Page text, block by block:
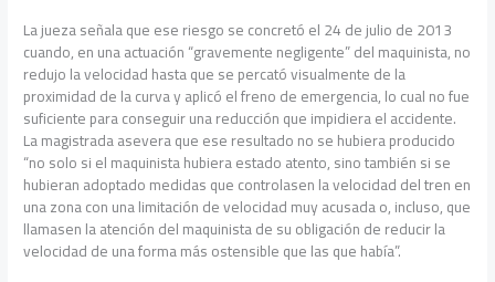
La jueza señala que ese riesgo se concretó el 24 de julio de 2013
cuando, en una actuación “gravemente negligente” del maquinista, no
redujo la velocidad hasta que se percató visualmente de la
proximidad de la curva y aplicó el freno de emergencia, lo cual no fue
suficiente para conseguir una reducción que impidiera el accidente.
La magistrada asevera que ese resultado no se hubiera producido
“no solo si el maquinista hubiera estado atento, sino también si se
hubieran adoptado medidas que controlasen la velocidad del tren en
una zona con una limitación de velocidad muy acusada o, incluso, que
llamasen la atención del maquinista de su obligación de reducir la
velocidad de una forma más ostensible que las que había”.